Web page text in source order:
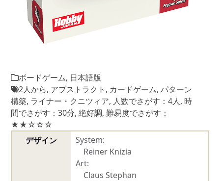
ボードゲーム, 日本語版
2人から, アブストラクト , カードゲーム,パターン
構築, ライナー・クニツィア, 人数でさがす：4人, 時
間でさがす：30分,絶好調,難易度でさがす：
★★☆☆☆
デザイン
System:
Reiner Knizia
Art:
Claus Stephan